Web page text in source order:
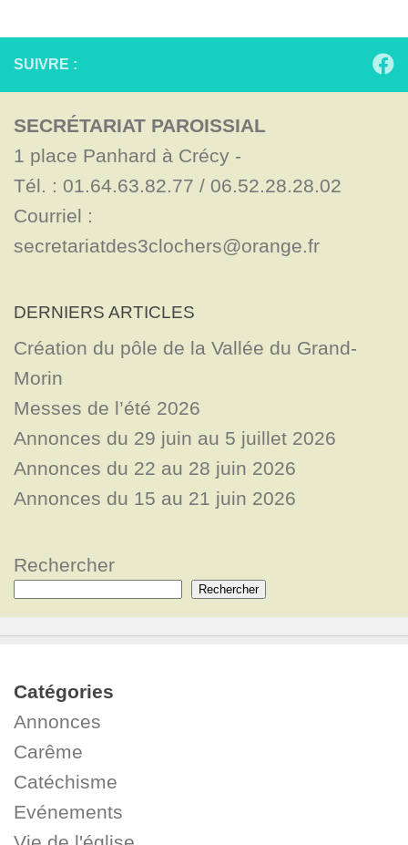
SUIVRE :
SECRÉTARIAT PAROISSIAL
1 place Panhard à Crécy -
Tél. : 01.64.63.82.77 / 06.52.28.28.02
Courriel :
secretariatdes3clochers@orange.fr
DERNIERS ARTICLES
Création du pôle de la Vallée du Grand-
Morin
Messes de l’été 2026
Annonces du 29 juin au 5 juillet 2026
Annonces du 22 au 28 juin 2026
Annonces du 15 au 21 juin 2026
Rechercher
Rechercher
Catégories
Annonces
Carême
Catéchisme
Evénements